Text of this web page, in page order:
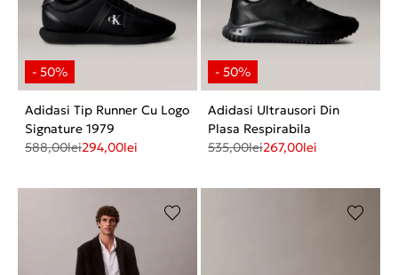
Adidasi Tip Runner Cu Logo
Signature 1979
588,00lei294,00lei
Adidasi Ultrausori Din
Plasa Respirabila
535,00lei267,00lei